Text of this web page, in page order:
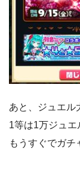
あと、ジュエル
1等は1万ジュエ
もうすぐでガチ